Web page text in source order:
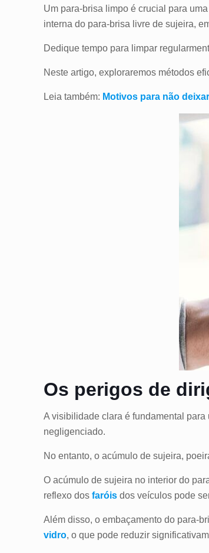
Um para-brisa limpo é crucial para
interna do para-brisa livre de sujeira,
Dedique tempo para limpar
Neste artigo, exploraremos métodos
Leia também: Motivos para não
Os perigos de
A visibilidade clara é fundamental
negligenciado.
No entanto, o acúmulo de sujeira,
O acúmulo de sujeira no interior do
reflexo dosfaróis dos veículos pode
Além disso, o embaçamento do para-
vidro, o que pode reduzir